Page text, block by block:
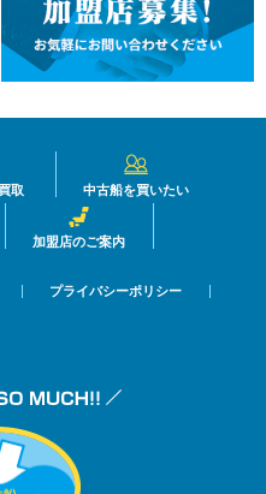
取 中古船を買いたい
加盟店のご案内
プライバシーポリシー